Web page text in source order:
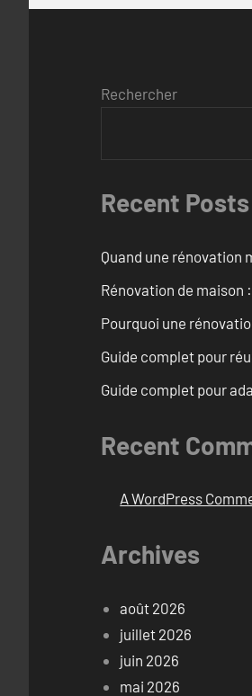
Rechercher
Recent Posts
Quand une rénovation
Rénovation de maison
Pourquoi une
Guide complet pour
Guide complet pour
Recent
A WordPress
Archives
août 2026
juillet 2026
juin 2026
mai 2026